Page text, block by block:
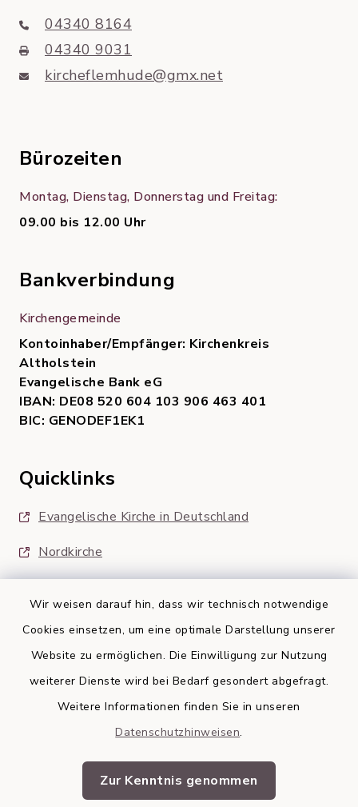
Wir weisen darauf hin, dass wir technisch notwendige
Cookies einsetzen, um eine optimale Darstellung unserer
Website zu ermöglichen. Die Einwilligung zur Nutzung
weiterer Dienste wird bei Bedarf gesondert abgefragt.
Weitere Informationen finden Sie in unseren
Datenschutzhinweisen.
Zur Kenntnis genommen
04340 8164
04340 9031
kircheflemhude@gmx.net
Bürozeiten
Montag, Dienstag, Donnerstag und Freitag:
09.00 bis 12.00 Uhr
Bankverbindung
Kirchengemeinde
Kontoinhaber/Empfänger: Kirchenkreis
Altholstein
Evangelische Bank eG
IBAN: DE08 520 604 103 906 463 401
BIC: GENODEF1EK1
Quicklinks
Evangelische Kirche in Deutschland
Nordkirche
Barrierefreiheit
Impressum